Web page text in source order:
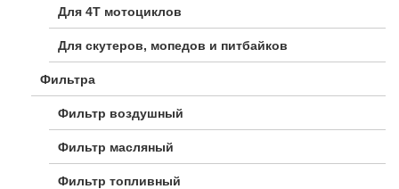
Для 4Т мотоциклов
Для скутеров, мопедов и питбайков
Фильтра
Фильтр воздушный
Фильтр масляный
Фильтр топливный